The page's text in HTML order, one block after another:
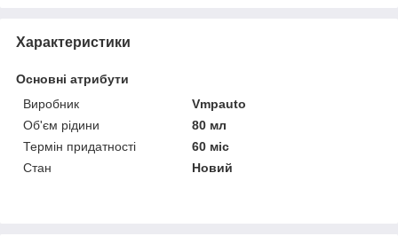
Характеристики
Основні атрибути
Виробник
Vmpauto
Об'єм рідини
80 мл
Термін придатності
60 міс
Стан
Новий